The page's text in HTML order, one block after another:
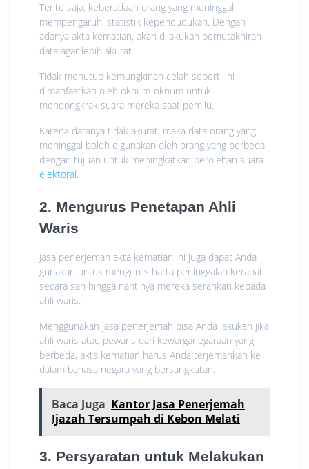
Tentu saja, keberadaan orang yang meninggal
mempengaruhi statistik kependudukan. Dengan
adanya akta kematian, akan dilakukan pemutakhiran
data agar lebih akurat.
Tidak menutup kemungkinan celah seperti ini
dimanfaatkan oleh oknum-oknum untuk
mendongkrak suara mereka saat pemilu.
Karena datanya tidak akurat, maka data orang yang
meninggal boleh digunakan oleh orang yang berbeda
dengan tujuan untuk meningkatkan perolehan suara
elektoral.
2. Mengurus Penetapan Ahli
Waris
Jasa penerjemah akta kematian ini juga dapat Anda
gunakan untuk mengurus harta peninggalan kerabat
secara sah hingga nantinya mereka serahkan kepada
ahli waris.
Menggunakan jasa penerjemah bisa Anda lakukan jika
ahli waris atau pewaris dari kewarganegaraan yang
berbeda, akta kematian harus Anda terjemahkan ke
dalam bahasa negara yang bersangkutan.
Baca Juga Kantor Jasa Penerjemah
Ijazah Tersumpah di Kebon Melati
3. Persyaratan untuk Melakukan